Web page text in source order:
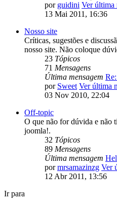
por guidini Ver última
13 Mai 2011, 16:36
Nosso site
Críticas, sugestões e
nosso site. Não coloque
23 Tópicos
71 Mensagens
Última mensagem
por Sweet Ver última
03 Nov 2010, 22:04
Off-topic
O que não for dúvida e não
joomla!.
32 Tópicos
89 Mensagens
Última mensagem
pormrsamazinzg Ver
12 Abr 2011, 13:56
Ir para